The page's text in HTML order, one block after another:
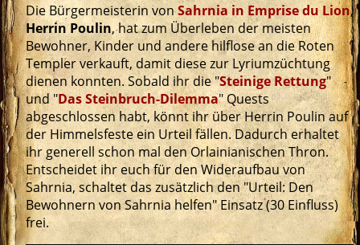
Die Bürgermeisterin vonSahrnia in Emprise du Lion,
Herrin Poulin, hat zum Überleben der meisten
Bewohner, Kinder und andere hilflose an die Roten
Templer verkauft, damit diese zur Lyriumzüchtung
dienen konnten. Sobald ihr die "Steinige Rettung"
und "Das Steinbruch-Dilemma" Quests
abgeschlossen habt, könnt ihr über Herrin Poulin auf
der Himmelsfeste ein Urteil fällen. Dadurch erhaltet
ihr generell schon mal den Orlainianischen Thron.
Entscheidet ihr euch für den Wideraufbau von
Sahrnia, schaltet das zusätzlich den "Urteil: Den
Bewohnern von Sahrnia helfen" Einsatz (30 Einfluss)
frei.